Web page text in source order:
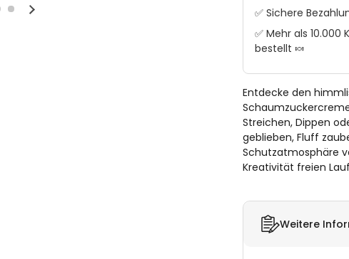
✅ Sichere
✅ Mehr als
bestellt 🍬
Entdecke den
Streichen, Dippen
geblieben, Fluff
Schutzatmosphäre
Kreativität freien
Weitere